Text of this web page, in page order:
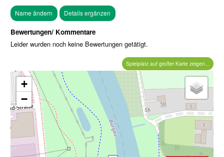
Bewertungen/ Kommentare
Leider wurden noch keine Bewertungen getätigt.
Spielplatz auf großer Karte zeigen...
+
−